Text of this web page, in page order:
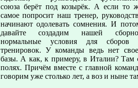
союза берёт под козырёк. А если то
самое попросит наш тренер,
начинают одолевать сомнения. И
давайте создадим нашей
нормальные условия для сборов
тренировок. У команды ведь нет
базы. А как, к примеру, в Италии? Там
полях. Причём вместе с главной
говорим уже столько лет, а воз и ныне